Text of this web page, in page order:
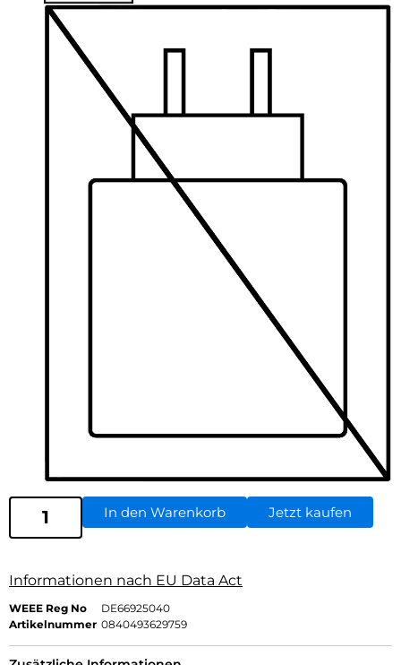
In den Warenkorb Jetzt kaufen
Informationen nach EU Data Act
WEEE Reg No
DE66925040
Artikelnummer 0840493629759